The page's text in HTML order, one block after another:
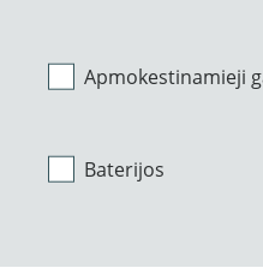
Apmokestinamieji
Baterijos